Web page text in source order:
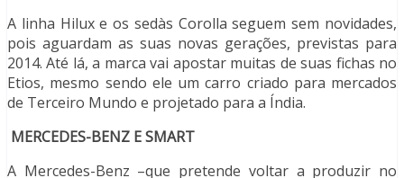
A linha Hilux e os sedàs Corolla seguem sem novidades,
pois aguardam as suas novas gerações, previstas para
2014. Até lá, a marca vai apostar muitas de suas fichas no
Etios, mesmo sendo ele um carro criado para mercados
de Terceiro Mundo e projetado para a Índia.
MERCEDES-BENZ E SMART
A Mercedes-Benz –que pretende voltar a produzir no